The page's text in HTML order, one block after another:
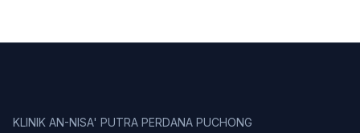
KLINIK AN-NISA' PUTRA PERDANA PUCHONG